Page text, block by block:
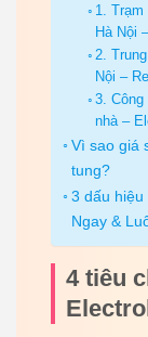
1.
Hà Nội
2.
Nội –
3.
nhà –
Vì sao giá
tung?
3 dấu hiệu
Ngay &
4 tiêu